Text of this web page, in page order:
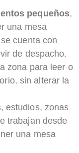
pequeños,​
una mesa
cuenta con
de despacho.
zona para leer o
sin alterar la
, estudios, zonas
trabajan desde
una mesa